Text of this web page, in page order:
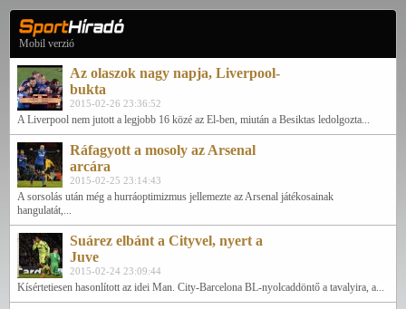
Mobil verzió
Az olaszok nagy napja, Liverpool-
bukta
2015-02-26 23:36:52
A Liverpool nem jutott a legjobb 16 közé az El-ben, miután a Besiktas ledolgozta...
Ráfagyott a mosoly az Arsenal
arcára
2015-02-25 23:14:43
A sorsolás után még a hurráoptimizmus jellemezte az Arsenal játékosainak
hangulatát,...
Suárez elbánt a Cityvel, nyert a
Juve
2015-02-24 23:09:44
Kísértetiesen hasonlított az idei Man. City-Barcelona BL-nyolcaddöntő a tavalyira, a...